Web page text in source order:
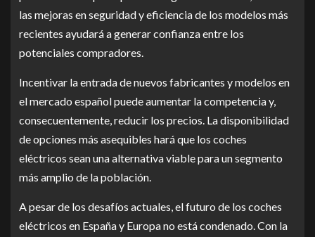
las mejoras en seguridad y eficiencia de los modelos más
recientes ayudará a generar confianza entre los
potenciales compradores.
Incentivar la entrada de nuevos fabricantes y modelos en
el mercado español puede aumentar la competencia y,
consecuentemente, reducir los precios. La disponibilidad
de opciones más asequibles hará que los coches
eléctricos sean una alternativa viable para un segmento
más amplio de la población.
A pesar de los desafíos actuales, el futuro de los coches
eléctricos en España y Europa no está condenado. Con la